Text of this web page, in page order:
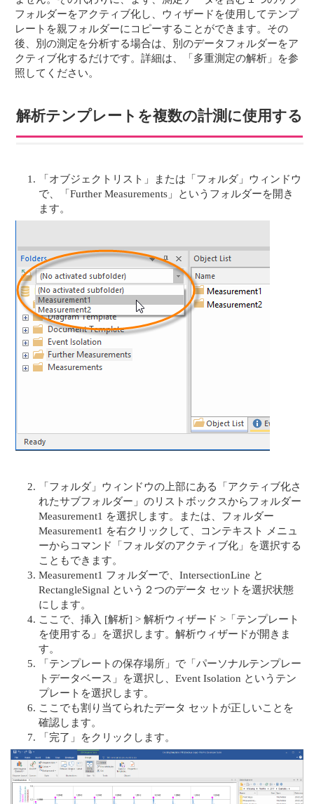
フォルダーをアクティブ化し、ウィザードを使用してテンプ
レートを親フォルダーにコピーすることができます。その
後、別の測定を分析する場合は、別のデータフォルダーをア
クティブ化するだけです。詳細は、「多重測定の解析」を参
照してください。
解析テンプレートを複数の計測に使用する
「オブジェクトリスト」または「フォルダ」ウィンドウ
で、「Further Measurements」というフォルダーを開き
ます。
「フォルダ」ウィンドウの上部にある「アクティブ化さ
れたサブフォルダー」のリストボックスからフォルダー
Measurement1 を選択します。または、フォルダー
Measurement1 を右クリックして、コンテキスト メニュ
ーからコマンド「フォルダのアクティブ化」を選択する
こともできます。
Measurement1 フォルダーで、IntersectionLine と
RectangleSignal という２つのデータ セットを選択状態
にします。
ここで、挿入 [解析] > 解析ウィザード >「テンプレート
を使用する」を選択します。解析ウィザードが開きま
す。
「テンプレートの保存場所」で「パーソナルテンプレー
トデータベース」を選択し、Event Isolation というテン
プレートを選択します。
ここでも割り当てられたデータ セットが正しいことを
確認します。
「完了」をクリックします。